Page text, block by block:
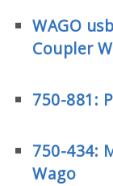
WAGO
Coupler
750-881:
750-434:
Wago